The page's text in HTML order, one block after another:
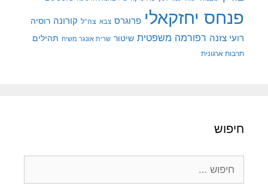
פנחס יחזקאלי פרוגרס צבא צה"ל קורונה רוסיה
רועי צזנה רפורמה משפטית שיטור שרית אונגר משיח תהילים
תרבות ארגונית
חיפוש